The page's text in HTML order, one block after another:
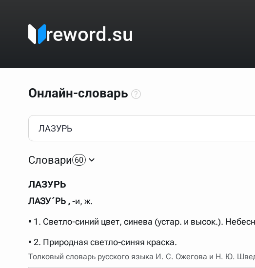
reword.su
Онлайн-словарь
Как пользоваться онлайн-словарём?
Прежде всего, начните вводить слово, значение которого
Если точное написание слова неизвестно (как в кроссворде),
Для более сложных случаев существует возможность указывать
В сложных запросах тоже могут присутствовать неизвестные
Порядок словарей можно изменять, перетаскивая словарь
Словари 60
ЛАЗУРЬ
ЛАЗУ´РЬ ,-и, ж.
• 1. Светло-синий цвет, синева (устар. и высок.).
• 2. Природная светло-синяя краска.
Толковый словарь русского языка И. С. Ожегова и Н. Ю.